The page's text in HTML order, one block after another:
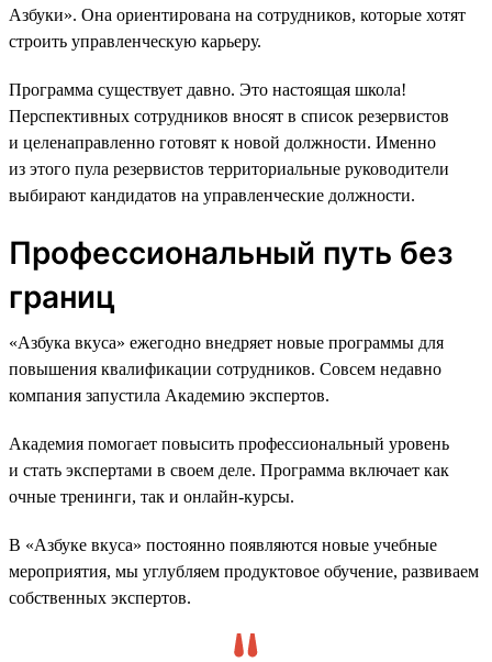
Азбуки». Она ориентирована на сотрудников, которые хотят
строить управленческую карьеру.
Программа существует давно. Это настоящая школа!
Перспективных сотрудников вносят в список резервистов
и целенаправленно готовят к новой должности. Именно
из этого пула резервистов территориальные руководители
выбирают кандидатов на управленческие должности.
Профессиональный путь без
границ
«Азбука вкуса» ежегодно внедряет новые программы для
повышения квалификации сотрудников. Совсем недавно
компания запустила Академию экспертов.
Академия помогает повысить профессиональный уровень
и стать экспертами в своем деле. Программа включает как
очные тренинги, так и онлайн-курсы.
В «Азбуке вкуса» постоянно появляются новые учебные
мероприятия, мы углубляем продуктовое обучение, развиваем
собственных экспертов.